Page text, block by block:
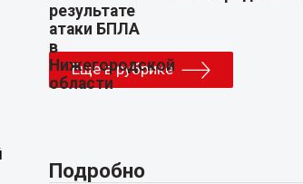
Еще в рубрике
Подробно